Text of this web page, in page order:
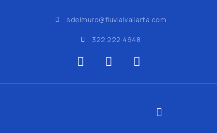
sdelmuro@fluvialvallarta.com
322 222 4948